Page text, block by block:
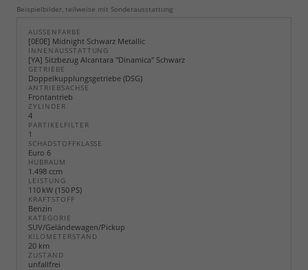
Beispielbilder, teilweise mit Sonderausstattung
AUSSENFARBE
[0E0E] Midnight Schwarz Metallic
INNENAUSSTATTUNG
[YA] Sitzbezug Alcantara "Dinamica" Schwarz
GETRIEBE
Doppelkupplungsgetriebe (DSG)
ANTRIEBSACHSE
Frontantrieb
ZYLINDER
4
PARTIKELFILTER
1
SCHADSTOFFKLASSE
Euro 6
HUBRAUM
1.498 ccm
LEISTUNG
110 kW (150 PS)
KRAFTSTOFF
Benzin
KATEGORIE
SUV/Geländewagen/Pickup
KILOMETERSTAND
20 km
ZUSTAND
unfallfrei